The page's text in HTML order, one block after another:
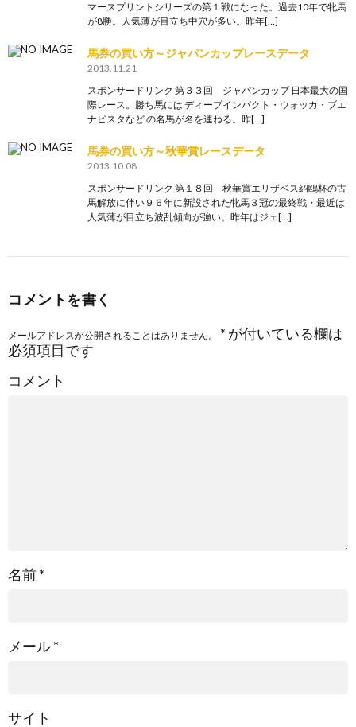
マースプリントシリーズの第１戦になった。過去10年で牝馬
が8勝。人気薄が目立ち中穴が多い。昨年[…]
馬券の買い方～ジャパンカップレースデータ
2013.11.21
スポンサードリンク 第３３回 ジャパンカップ 日本最大の国
際レース。勝ち馬には ディープインパクト・ウォッカ・ブエ
ナビスタなど の名馬が名を連ねる。昨[…]
馬券の買い方～秋華賞レースデータ
2013.10.08
スポンサードリンク 第１８回 秋華賞エリザベス紹鴎杯の古
馬解放に伴い９６年に新設された牝馬３冠の最終戦・最近は
人気薄が目立ち波乱傾向が強い。昨年はジェ[…]
コメントを書く
メールアドレスが公開されることはありません。 * が付いている欄は
必須項目です
コメント
名前*
メール*
サイト